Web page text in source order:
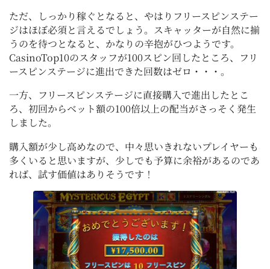
ただ、しっかり稼ぐとなると、やはりフリースピンステー
ジはほぼ必須と言えるでしょう。スキャッターが自然に揃
うのを待つとなると、かなりの辛抱がひつようです。
CasinoTop10のスタッフが100スピン回したところ、フリ
ースピンステージに進出できた回数はゼロ・・・。
一方、フリースピンステージに直接購入で進出したとこ
ろ、初回からベット額の100倍以上の配当がさっそく発生
しました。
購入額が少し高めなので、中々思いきれないプレイヤーも
多くいると思いますが、少しでも予算に余裕があるのであ
れば、試す価値はありそうです！